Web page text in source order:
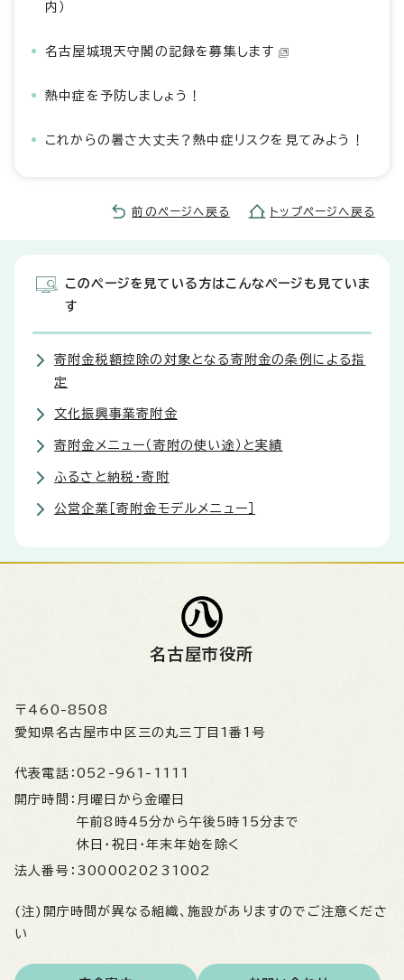
内）
名古屋城現天守閣の記録を募集します
熱中症を予防しましょう！
これからの暑さ大丈夫？熱中症リスクを見てみよう！
前のページへ戻る トップページへ戻る
このページを見ている方はこんなページも見ていま
す
寄附金税額控除の対象となる寄附金の条例による指
定
文化振興事業寄附金
寄附金メニュー（寄附の使い途）と実績
ふるさと納税・寄附
公営企業［寄附金モデルメニュー］
名古屋市役所
〒460-8508
愛知県名古屋市中区三の丸三丁目1番1号
代表電話： 052-961-1111
開庁時間： 月曜日から金曜日
午前8時45分から午後5時15分まで
休日・祝日・年末年始を除く
法人番号： 3000020231002
(注)開庁時間が異なる組織、施設がありますのでご注意くださ
い